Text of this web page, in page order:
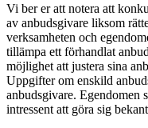
Vi ber er att notera att
av anbudsgivare liksom
verksamheten och
tillämpa ett förhandlat
möjlighet att justera sina
Uppgifter om enskild
anbudsgivare. Egendomen
intressent att göra sig